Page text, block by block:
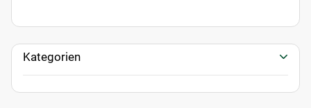
Kategorien